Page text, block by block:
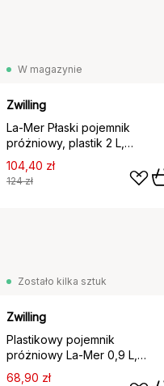
W magazynie
Zwilling
La-Mer Płaski pojemnik
próżniowy, plastik 2 L,
24,5x18,5x9 cm
104,40 zł
124 zł
Zostało kilka sztuk
Zwilling
Plastikowy pojemnik
próżniowy La-Mer 0,9 L,
18,5x11,5x9,2 cm
68,90 zł